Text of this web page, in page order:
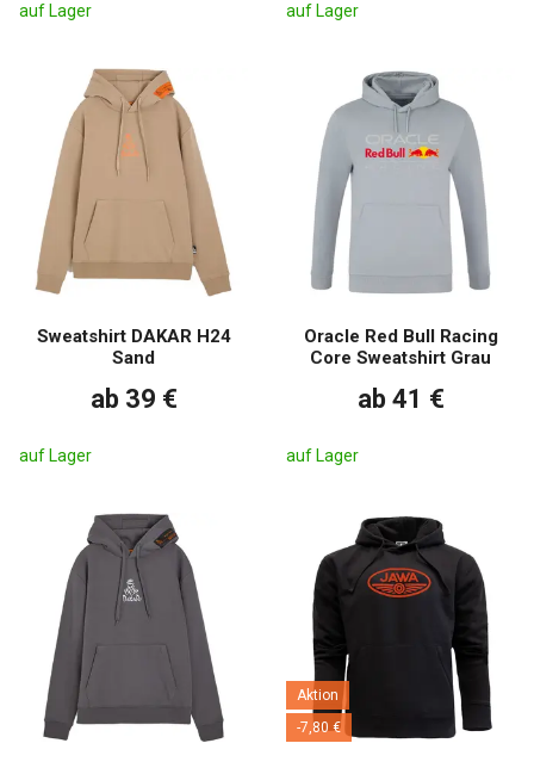
auf Lager auf Lager
Sweatshirt DAKAR H24
Sand
ab 39 €
auf Lager
Oracle Red Bull Racing
Core Sweatshirt Grau
ab 41 €
auf Lager
Aktion
-7,80 €